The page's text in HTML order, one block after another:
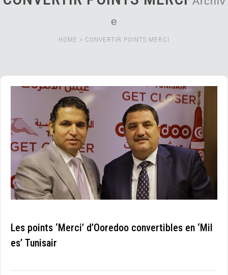
e
HOME > CONVERTIR POINTS MERCI
Les points ‘Merci’ d’Ooredoo convertibles en ‘Mil
es’ Tunisair